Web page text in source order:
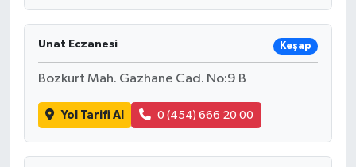
Unat Eczanesi Keşap
Bozkurt Mah. Gazhane Cad. No:9 B
Yol Tarifi Al 0 (454) 666 20 00